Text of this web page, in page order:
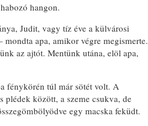
hangon.
Judit, vagy tíz éve a külvárosi
apa, amikor végre megismerte.
az ajtót. Mentünk utána, elöl apa,
fénykörén túl már sötét volt. A
plédek között, a szeme csukva, de
egy macska feküdt.